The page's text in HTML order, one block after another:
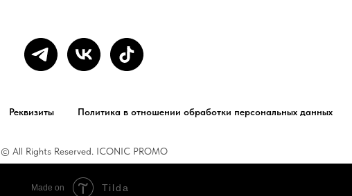
Реквизиты Политика в отношении обработки персональных данных
© All Rights Reserved. ICONIC PROMO
Made on Tilda